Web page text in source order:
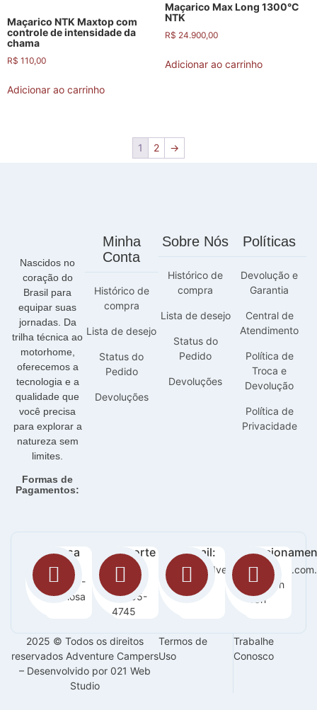
Maçarico NTK Maxtop com
controle de intensidade da
chama
R$ 110,00
Adicionar ao carrinho
Maçarico Max Long 1300°C
NTK
R$ 24.900,00
Adicionar ao carrinho
1 2 →
Nascidos no
coração do
Brasil para
equipar suas
jornadas. Da
trilha técnica ao
motorhome,
oferecemos a
tecnologia e a
qualidade que
você precisa
para explorar a
natureza sem
limites.
Formas de
Pagamentos:
Minha
Conta
Histórico de
compra
Lista de desejo
Status do
Pedido
Devoluções
Sobre Nós
Histórico de
compra
Lista de desejo
Status do
Pedido
Devoluções
Políticas
Devolução e
Garantia
Central de
Atendimento
Política de
Troca e
Devolução
Política de
Privacidade
Nossa
loja:
Orla 14 -
Graciosa
Suporte
:
63
99255-
4745
E-mail:
Seg -
Sab / 8h
-18h
2025 © Todos os direitos
reservados Adventure Campers
– Desenvolvido por 021 Web
Studio
Termos de
Uso
Trabalhe
Conosco